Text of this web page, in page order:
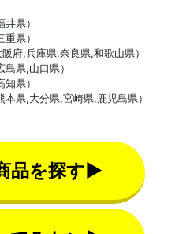
県）
県）
府,兵庫県,奈良県,和歌山県）
県,山口県）
県）
県,大分県,宮崎県,鹿児島県）
品を探す▶